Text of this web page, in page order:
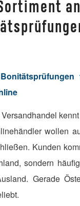
an
wollen
Kunden
sondern
Gerade